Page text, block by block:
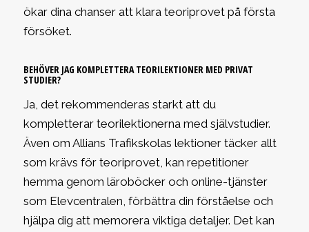
ökar dina chanser att klara teoriprovet på första
försöket.
BEHÖVER JAG KOMPLETTERA TEORILEKTIONER MED PRIVAT
STUDIER?
Ja, det rekommenderas starkt att du
kompletterar teorilektionerna med självstudier.
Även om Allians Trafikskolas lektioner täcker allt
som krävs för teoriprovet, kan repetitioner
hemma genom läroböcker och online-tjänster
som Elevcentralen, förbättra din förståelse och
hjälpa dig att memorera viktiga detaljer. Det kan